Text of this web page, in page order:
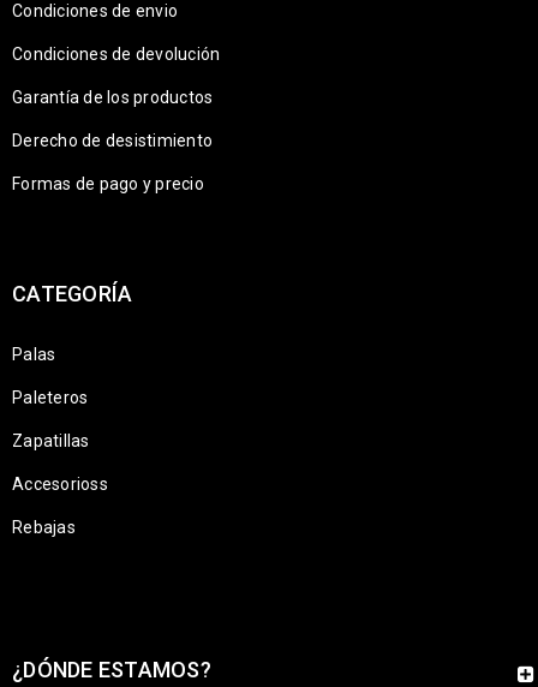
Condiciones de envio
Condiciones de devolución
Garantía de los productos
Derecho de desistimiento
Formas de pago y precio
CATEGORÍA
Palas
Paleteros
Zapatillas
Accesorioss
Rebajas
¿DÓNDE ESTAMOS?